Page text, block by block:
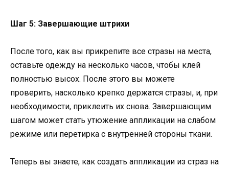
Шаг 5: Завершающие штрихи
После того, как вы прикрепите все стразы на места,
оставьте одежду на несколько часов, чтобы клей
полностью высох. После этого вы можете
проверить, насколько крепко держатся стразы, и, при
необходимости, приклеить их снова. Завершающим
шагом может стать утюжение аппликации на слабом
режиме или перетирка с внутренней стороны ткани.
Теперь вы знаете, как создать аппликации из страз на